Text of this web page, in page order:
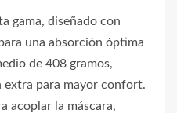
gama, diseñado con
una absorción óptima
de 408 gramos,
para mayor confort.
acoplar la máscara,